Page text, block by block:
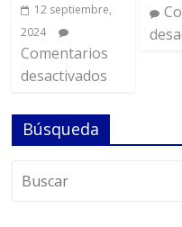
12 septiembre,
2024
Comentarios
desactivados
Búsqueda